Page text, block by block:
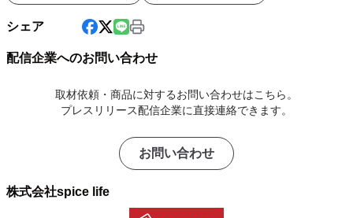
シェア
配信企業へのお問い合わせ
取材依頼・商品に対するお問い合わせはこちら。
プレスリリース配信企業に直接連絡できます。
お問い合わせ
株式会社spice life